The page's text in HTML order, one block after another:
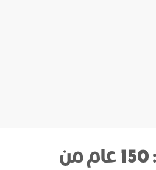
دار صادر للنشر: 150 عام من